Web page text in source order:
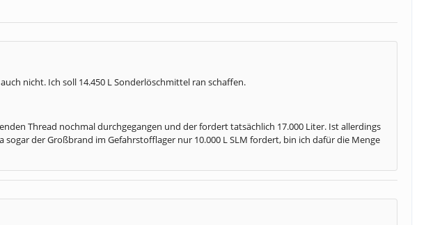
nicht. Ich soll 14.450 L Sonderlöschmittel ran schaffen.
Thread nochmal durchgegangen und der fordert tatsächlich 17.000 Liter. Ist allerdings
der Großbrand im Gefahrstofflager nur 10.000 L SLM fordert, bin ich dafür die Menge